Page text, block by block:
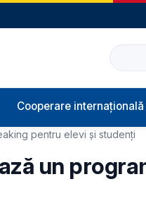
Caută
Cooperare internațională
pentru elevi și studenți
un